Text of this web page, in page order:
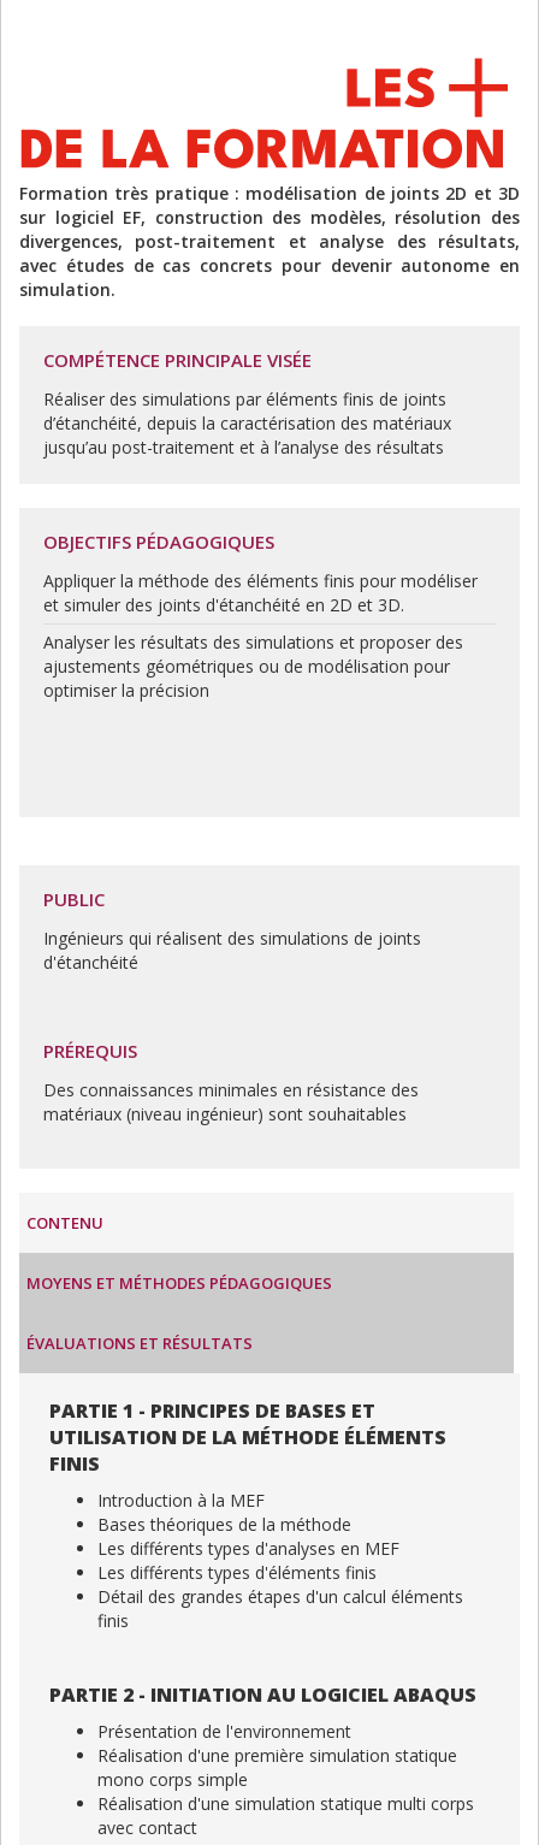
Formation très pratique : modélisation de joints 2D et 3D
sur logiciel EF, construction des modèles, résolution des
divergences, post-traitement et analyse des résultats,
avec études de cas concrets pour devenir autonome en
simulation.
COMPÉTENCE PRINCIPALE VISÉE
Réaliser des simulations par éléments finis de joints
d’étanchéité, depuis la caractérisation des matériaux
jusqu’au post-traitement et à l’analyse des résultats
OBJECTIFS PÉDAGOGIQUES
Appliquer la méthode des éléments finis pour modéliser
et simuler des joints d'étanchéité en 2D et 3D.
Analyser les résultats des simulations et proposer des
ajustements géométriques ou de modélisation pour
optimiser la précision
PUBLIC
Ingénieurs qui réalisent des simulations de joints
d'étanchéité
PRÉREQUIS
Des connaissances minimales en résistance des
matériaux (niveau ingénieur) sont souhaitables
CONTENU
MOYENS ET MÉTHODES PÉDAGOGIQUES
ÉVALUATIONS ET RÉSULTATS
PARTIE 1 - PRINCIPES DE BASES ET
UTILISATION DE LA MÉTHODE ÉLÉMENTS
FINIS
Introduction à la MEF
Bases théoriques de la méthode
Les différents types d'analyses en MEF
Les différents types d'éléments finis
Détail des grandes étapes d'un calcul éléments
finis
PARTIE 2 - INITIATION AU LOGICIEL ABAQUS
Présentation de l'environnement
Réalisation d'une première simulation statique
mono corps simple
Réalisation d'une simulation statique multi corps
avec contact